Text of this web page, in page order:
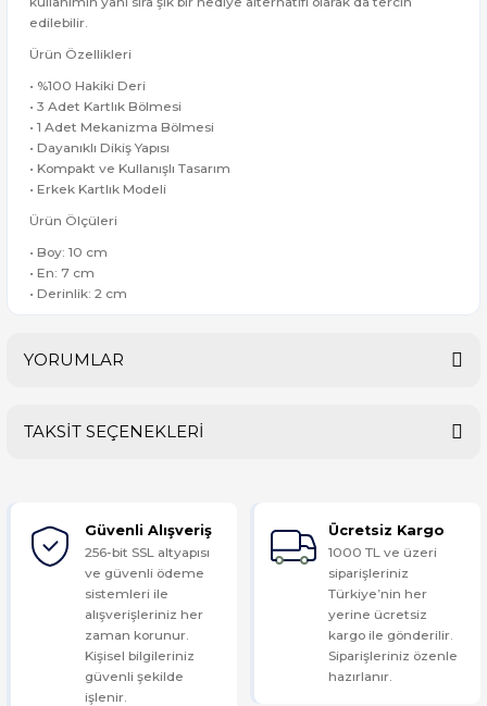
edilebilir.
Ürün Özellikleri
• %100 Hakiki Deri
• 3 Adet Kartlık Bölmesi
• 1 Adet Mekanizma Bölmesi
• Dayanıklı Dikiş Yapısı
• Kompakt ve Kullanışlı Tasarım
• Erkek Kartlık Modeli
Ürün Ölçüleri
• Boy: 10 cm
• En: 7 cm
• Derinlik: 2 cm
YORUMLAR
Yorum Yaz
TAKSİT SEÇENEKLERİ
Güvenli Alışveriş
256-bit SSL altyapısı
ve güvenli ödeme
sistemleri ile
alışverişleriniz her
zaman korunur.
Kişisel bilgileriniz
güvenli şekilde
işlenir.
Ücretsiz Kargo
1000 TL ve üzeri
siparişleriniz
Türkiye’nin her
yerine ücretsiz
kargo ile gönderilir.
Siparişleriniz özenle
hazırlanır.